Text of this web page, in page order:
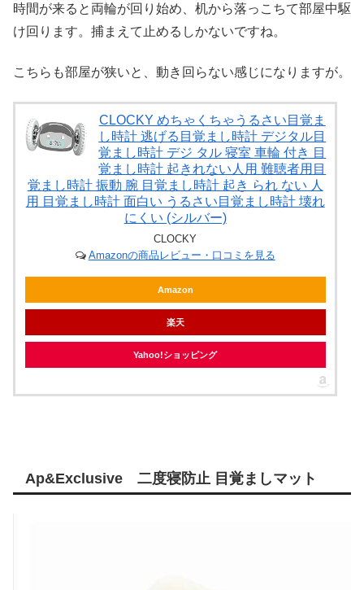
時間が来ると両輪が回り始め、机から落っこちて部屋中駆
け回ります。捕まえて止めるしかないですね。
こちらも部屋が狭いと、動き回らない感じになりますが。
CLOCKY めちゃくちゃうるさい目覚ま
し時計 逃げる目覚まし時計 デジタル目
覚まし時計 デジ タル 寝室 車輪 付き 目
覚まし時計 起きれない人用 難聴者用目
覚まし時計 振動 腕 目覚まし時計 起き られ ない 人
用 目覚まし時計 面白い うるさい目覚まし時計 壊れ
にくい (シルバー)
CLOCKY
Amazonの商品レビュー・口コミを見る
Amazon
楽天
Yahoo!ショッピング
Ap&Exclusive 二度寝防止 目覚ましマット